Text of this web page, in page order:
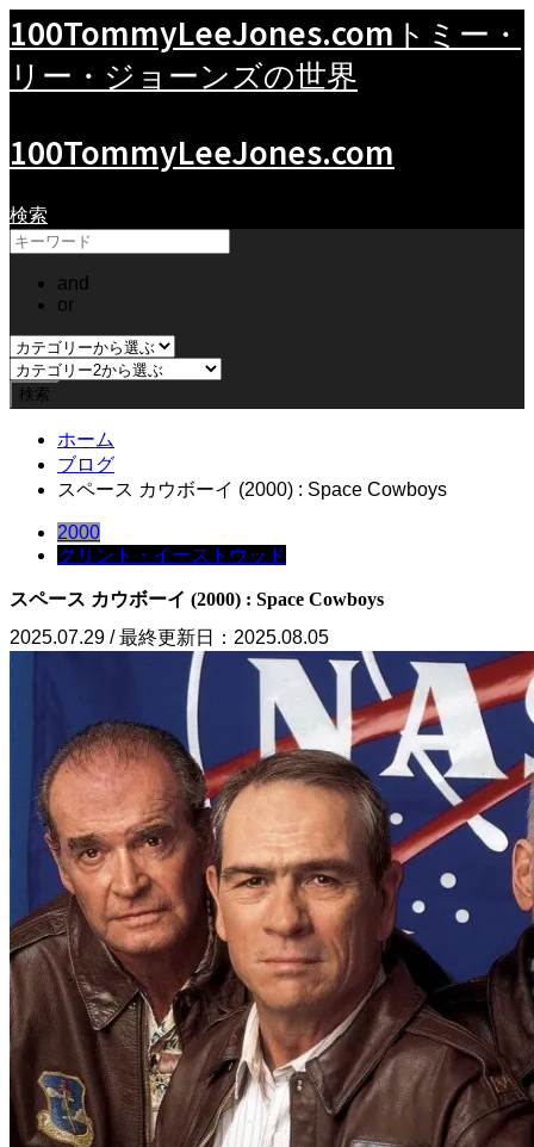
100TommyLeeJones.com トミー・
リー・ジョーンズの世界
100TommyLeeJones.com
検索
and
or
ホーム
ブログ
スペース カウボーイ (2000) : Space Cowboys
2000
クリント・イーストウッド
スペース カウボーイ (2000) : Space Cowboys
2025.07.29 / 最終更新日：2025.08.05